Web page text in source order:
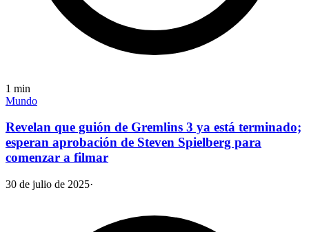
1 min
Mundo
Revelan que guión de Gremlins 3 ya está terminado;
esperan aprobación de Steven Spielberg para
comenzar a filmar
30 de julio de 2025·